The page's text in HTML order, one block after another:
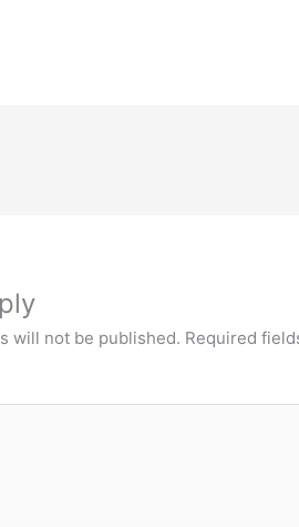
will not be published. Required